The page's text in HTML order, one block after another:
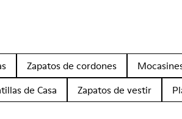
Zapatos de cordones
de Casa Zapatos de vestir